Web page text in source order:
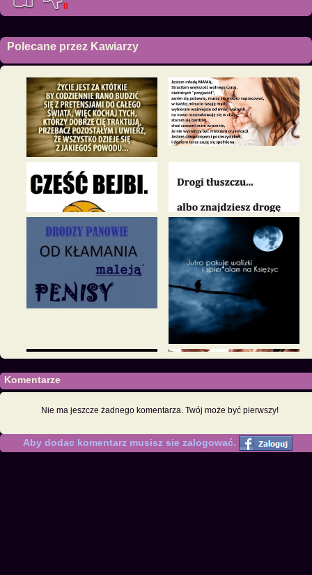
0
Polecane przez Kawiarzy
Komentarze
Nie ma jeszcze żadnego komentarza. Twój może być pierwszy!
Aby dodac komentarz musisz sie zalogować.